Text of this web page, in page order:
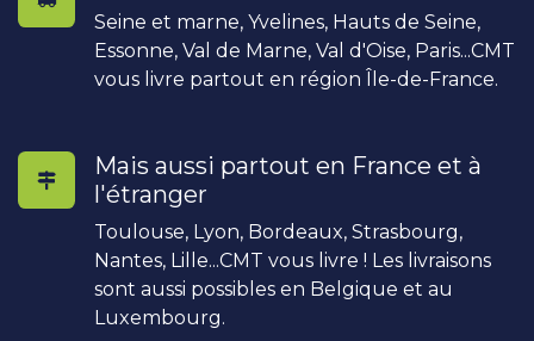
Seine et marne, Yvelines, Hauts de Seine,
Essonne, Val de Marne, Val d'Oise, Paris...CMT
vous livre partout en région Île-de-France.
Mais aussi partout en France et à
l'étranger
Toulouse, Lyon, Bordeaux, Strasbourg,
Nantes, Lille...CMT vous livre ! Les livraisons
sont aussi possibles en Belgique et au
Luxembourg.